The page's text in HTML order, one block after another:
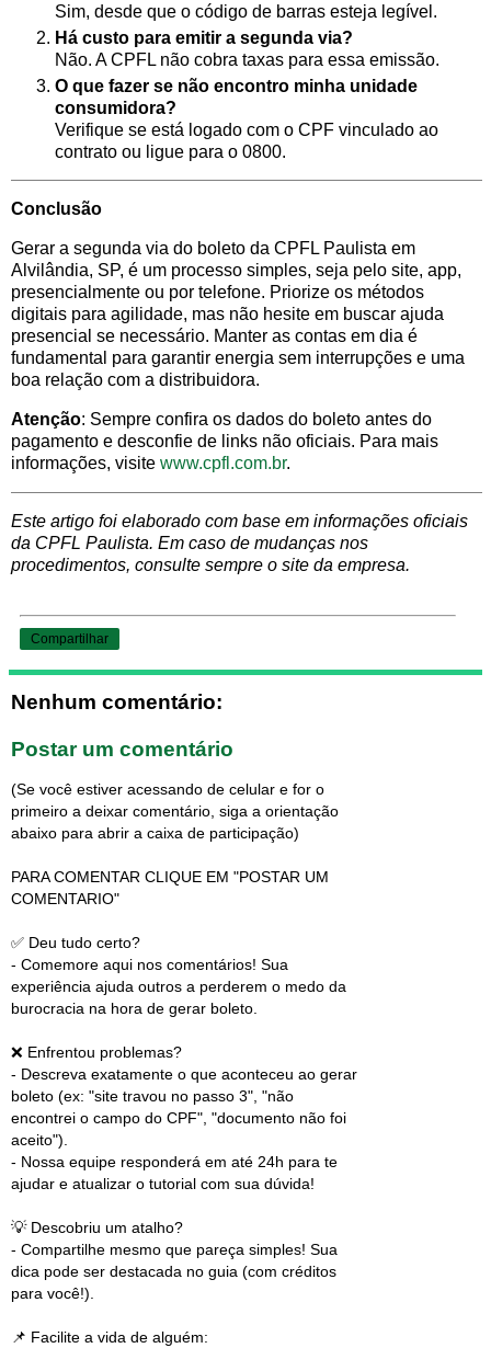
Sim, desde que o código de barras esteja legível.
Há custo para emitir a segunda via?
Não. A CPFL não cobra taxas para essa emissão.
O que fazer se não encontro minha unidade
consumidora?
Verifique se está logado com o CPF vinculado ao
contrato ou ligue para o 0800.
Conclusão
Gerar a segunda via do boleto da CPFL Paulista em
Alvilândia, SP, é um processo simples, seja pelo site, app,
presencialmente ou por telefone. Priorize os métodos
digitais para agilidade, mas não hesite em buscar ajuda
presencial se necessário. Manter as contas em dia é
fundamental para garantir energia sem interrupções e uma
boa relação com a distribuidora.
Atenção: Sempre confira os dados do boleto antes do
pagamento e desconfie de links não oficiais. Para mais
informações, visite www.cpfl.com.br.
Este artigo foi elaborado com base em informações oficiais
da CPFL Paulista. Em caso de mudanças nos
procedimentos, consulte sempre o site da empresa.
Compartilhar
Nenhum comentário:
Postar um comentário
(Se você estiver acessando de celular e for o
primeiro a deixar comentário, siga a orientação
abaixo para abrir a caixa de participação)
PARA COMENTAR CLIQUE EM "POSTAR UM
COMENTARIO"
✅ Deu tudo certo?
- Comemore aqui nos comentários! Sua
experiência ajuda outros a perderem o medo da
burocracia na hora de gerar boleto.
❌ Enfrentou problemas?
- Descreva exatamente o que aconteceu ao gerar
boleto (ex: "site travou no passo 3", "não
encontrei o campo do CPF", "documento não foi
aceito").
- Nossa equipe responderá em até 24h para te
ajudar e atualizar o tutorial com sua dúvida!
💡 Descobriu um atalho?
- Compartilhe mesmo que pareça simples! Sua
dica pode ser destacada no guia (com créditos
para você!).
📌 Facilite a vida de alguém: